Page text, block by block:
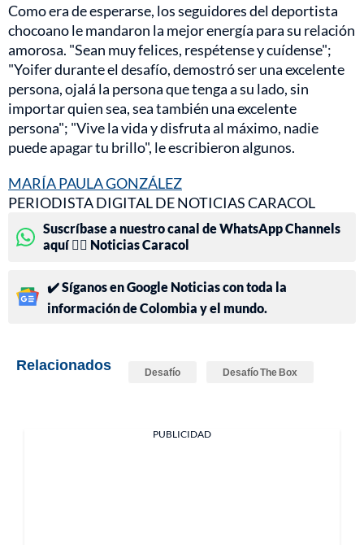
Como era de esperarse, los seguidores del deportista
chocoano le mandaron la mejor energía para su relación
amorosa. "Sean muy felices, respétense y cuídense";
"Yoifer durante el desafío, demostró ser una excelente
persona, ojalá la persona que tenga a su lado, sin
importar quien sea, sea también una excelente
persona"; "Vive la vida y disfruta al máximo, nadie
puede apagar tu brillo", le escribieron algunos.
MARÍA PAULA GONZÁLEZ
PERIODISTA DIGITAL DE NOTICIAS CARACOL
Suscríbase a nuestro canal de WhatsApp Channels
aquí 👉🏻 Noticias Caracol
✔️ Síganos en Google Noticias con toda la
información de Colombia y el mundo.
Relacionados Desafío Desafío The Box
PUBLICIDAD